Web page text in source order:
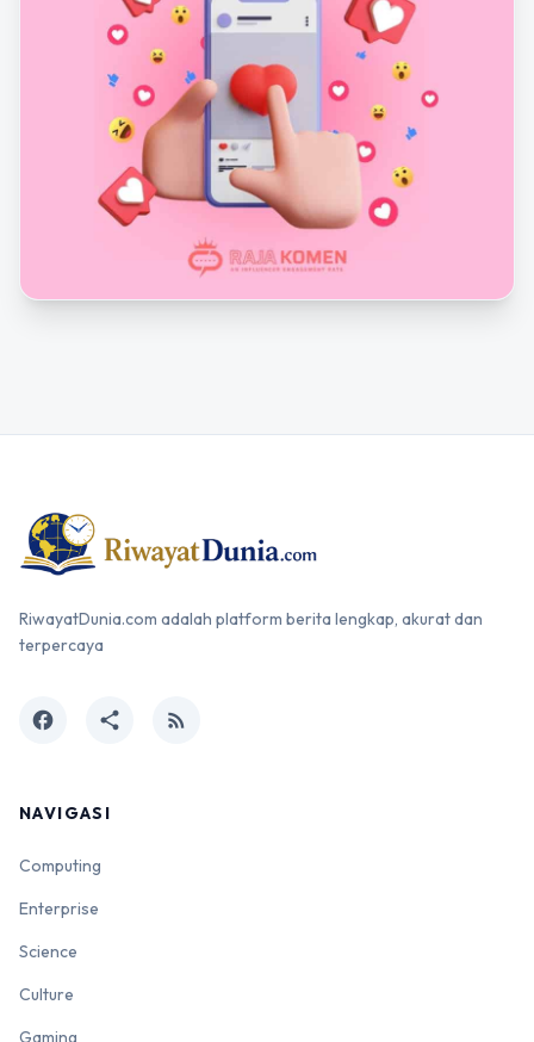
RiwayatDunia.com adalah platform berita lengkap, akurat dan
terpercaya
facebook share rss_feed
NAVIGASI
Computing
Enterprise
Science
Culture